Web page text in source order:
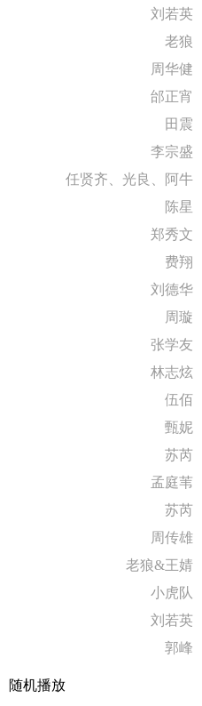
刘若英
老狼
周华健
邰正宵
田震
李宗盛
任贤齐、光良、阿牛
陈星
郑秀文
费翔
刘德华
周璇
张学友
林志炫
伍佰
甄妮
苏芮
孟庭苇
苏芮
周传雄
老狼&王婧
小虎队
刘若英
郭峰
随机播放